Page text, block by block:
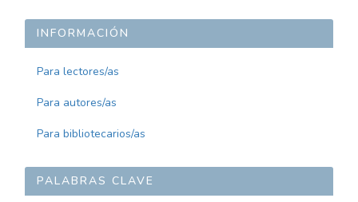
INFORMACIÓN
Para lectores/as
Para autores/as
Para bibliotecarios/as
PALABRAS CLAVE